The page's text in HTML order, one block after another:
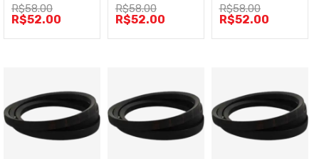
R$58.00
R$52.00
R$58.00
R$52.00
R$58.00
R$52.00